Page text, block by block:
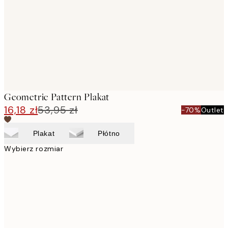
Geometric Pattern Plakat
16,18 zł53,95 zł -70%Outlet
Plakat Płótno
Wybierz rozmiar